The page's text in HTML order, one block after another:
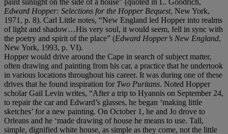
Edward Hopper: Selections for the Hopper Bequest, New York,
1971, p. 8). Carl Little notes, “New England led Hopper into realms
of light and shadow…His very soul, it would seem, fell in sync with
the poetry and spirit of the place” (Edward Hopper’s New England,
New York, 1993, p. VI).
Hopper would drive around the Cape in search of subject matter,
often drawing and painting from his car, a practice that he undertook
in various locations throughout his career. It was during one of these
drives that he found inspiration for Two Puritans. Noted Hopper
scholar Gail Levin writes, “After a trip to Hyannis on September 24,
to repair the car and Edward’s glasses, he began ‘making little
sketches’ for a new painting. On October 1, he and Jo drove to
Orleans and he ‘made drawing of house he means to use. Tall,
simple, dignified white house, as simple as they come, not the little